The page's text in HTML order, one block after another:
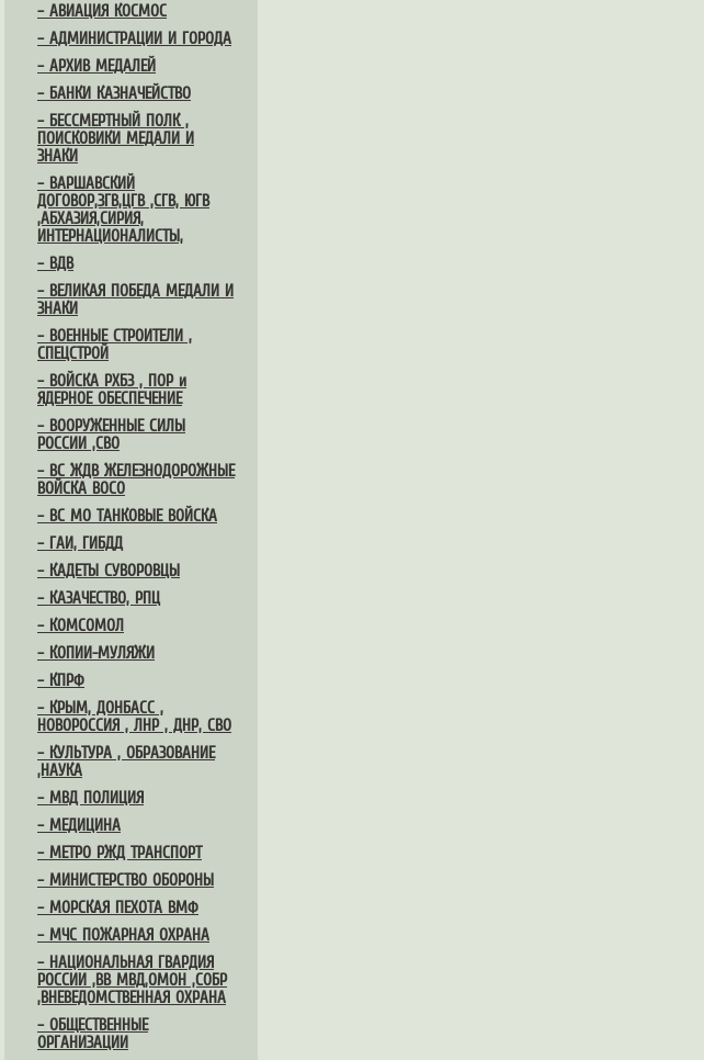
– АВИАЦИЯ КОСМОС
– АДМИНИСТРАЦИИ И ГОРОДА
– АРХИВ МЕДАЛЕЙ
– БАНКИ КАЗНАЧЕЙСТВО
– БЕССМЕРТНЫЙ ПОЛК ,
ПОИСКОВИКИ МЕДАЛИ И
ЗНАКИ
– ВАРШАВСКИЙ
ДОГОВОР,ЗГВ,ЦГВ ,СГВ, ЮГВ
,АБХАЗИЯ,СИРИЯ,
ИНТЕРНАЦИОНАЛИСТЫ,
– ВДВ
– ВЕЛИКАЯ ПОБЕДА МЕДАЛИ И
ЗНАКИ
– ВОЕННЫЕ СТРОИТЕЛИ ,
СПЕЦСТРОЙ
– ВОЙСКА РХБЗ , ПОР и
ЯДЕРНОЕ ОБЕСПЕЧЕНИЕ
– ВООРУЖЕННЫЕ СИЛЫ
РОССИИ ,СВО
– ВС ЖДВ ЖЕЛЕЗНОДОРОЖНЫЕ
ВОЙСКА ВОСО
– ВС МО ТАНКОВЫЕ ВОЙСКА
– ГАИ, ГИБДД
– КАДЕТЫ СУВОРОВЦЫ
– КАЗАЧЕСТВО, РПЦ
– КОМСОМОЛ
– КОПИИ-МУЛЯЖИ
– КПРФ
– КРЫМ, ДОНБАСС ,
НОВОРОССИЯ , ЛНР , ДНР, СВО
– КУЛЬТУРА , ОБРАЗОВАНИЕ
,НАУКА
– МВД ПОЛИЦИЯ
– МЕДИЦИНА
– МЕТРО РЖД ТРАНСПОРТ
– МИНИСТЕРСТВО ОБОРОНЫ
– МОРСКАЯ ПЕХОТА ВМФ
– МЧС ПОЖАРНАЯ ОХРАНА
– НАЦИОНАЛЬНАЯ ГВАРДИЯ
РОССИИ ,ВВ МВД,ОМОН ,СОБР
,ВНЕВЕДОМСТВЕННАЯ ОХРАНА
– ОБЩЕСТВЕННЫЕ
ОРГАНИЗАЦИИ